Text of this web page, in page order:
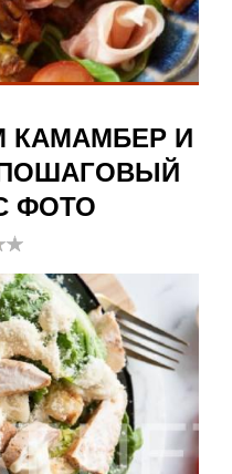
КАМАМБЕР И
ФОТО